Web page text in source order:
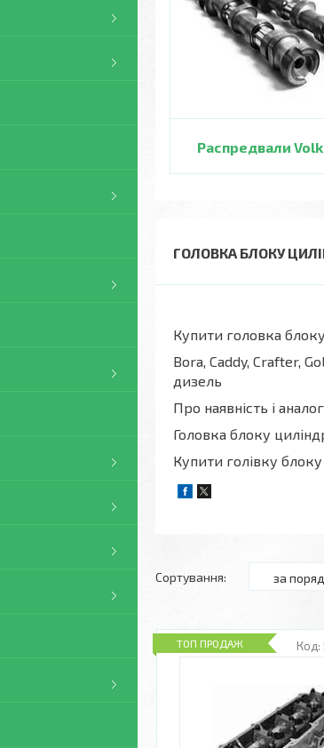
Распредвали
ГОЛОВКА БЛОКУ
Купити головка
Bora, Caddy, Crafter,
дизель
Про наявність і
Головка блоку
Купити голівку
ТОП ПРОДАЖ